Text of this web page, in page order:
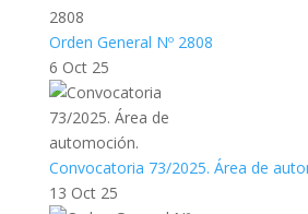
Orden General Nº 2808
6 Oct 25
Convocatoria 73/2025. Área de
13 Oct 25